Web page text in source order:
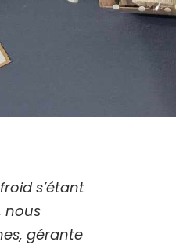
s’étant
nous
gérante